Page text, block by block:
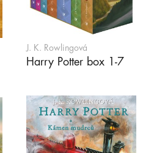
J. K. Rowlingová
Harry Potter box 1-7